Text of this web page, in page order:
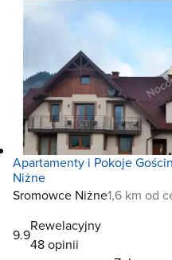
Apartamenty i Pokoje
Niżne
Sromowce Niżne1,6 km od
9.9
Rewelacyjny
48 opinii